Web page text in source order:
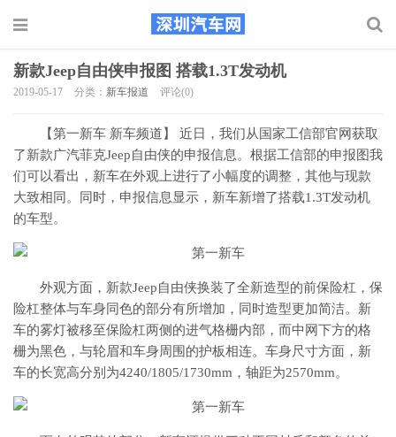
新款Jeep自由侠申报图 搭载1.3T发动机
2019-05-17 分类： 新车报道 评论(0)
【第一新车 新车频道】 近日，我们从国家工信部官网获取
了新款广汽菲克Jeep自由侠的申报信息。根据工信部的申报图我
们可以看出，新车在外观上进行了小幅度的调整，其他与现款
大致相同。同时，申报信息显示，新车新增了搭载1.3T发动机
的车型。
外观方面，新款Jeep自由侠换装了全新造型的前保险杠，保
险杠整体与车身同色的部分有所增加，同时造型更加简洁。新
车的雾灯被移至保险杠两侧的进气格栅内部，而中网下方的格
栅为黑色，与轮眉和车身周围的护板相连。车身尺寸方面，新
车的长宽高分别为4240/1805/1730mm，轴距为2570mm。